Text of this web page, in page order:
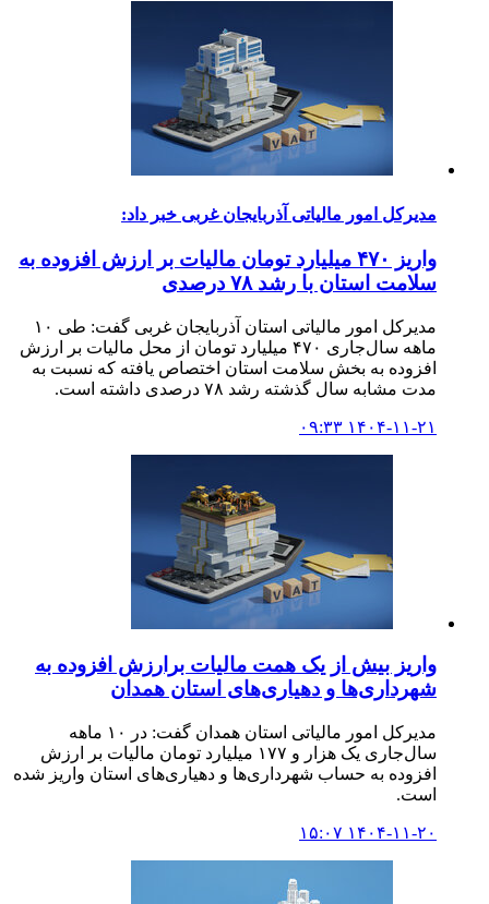
مدیرکل امور مالیاتی آذربایجان غربی خبر داد:
واریز ۴۷۰ میلیارد تومان مالیات بر ارزش افزوده به
سلامت استان با رشد ۷۸ درصدی
مدیرکل امور مالیاتی استان آذربایجان غربی گفت: طی ۱۰
ماهه سال‌جاری ۴۷۰ میلیارد تومان از محل مالیات بر ارزش
افزوده به بخش سلامت استان اختصاص یافته که نسبت به
مدت مشابه سال گذشته رشد ۷۸ درصدی داشته است.
۱۴۰۴-۱۱-۲۱ ۰۹:۳۳
واریز بیش از یک همت مالیات برارزش افزوده به
شهرداری‌ها و دهیاری‌های استان‌ همدان
مدیرکل امور مالیاتی استان همدان گفت: در ۱۰ ماهه
سال‌جاری یک هزار و ۱۷۷ میلیارد تومان مالیات بر ارزش
افزوده به حساب شهرداری‌ها و دهیاری‌های استان واریز شده
است.
۱۴۰۴-۱۱-۲۰ ۱۵:۰۷